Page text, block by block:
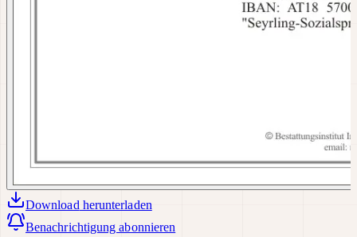
Download herunterladen
Benachrichtigung abonnieren